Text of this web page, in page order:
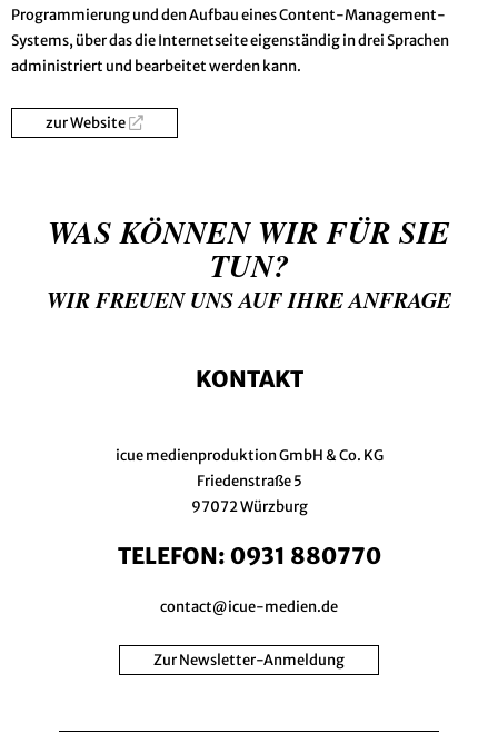
Programmierung und den Aufbau eines Content-Management-
Systems, über das die Internetseite eigenständig in drei Sprachen
administriert und bearbeitet werden kann.
zur Website
WAS KÖNNEN WIR FÜR SIE
TUN?
WIR FREUEN UNS AUF IHRE ANFRAGE
KONTAKT
icue medienproduktion GmbH & Co. KG
Friedenstraße 5
97072 Würzburg
TELEFON: 0931 880770
contact@icue-medien.de
Zur Newsletter-Anmeldung